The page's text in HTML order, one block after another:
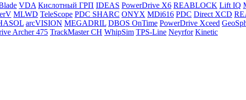
VDA Кислотный ГРП IDEAS PowerDrive X6 REABLOCK Lift IQ
MLWD TeleScope PDC SHARC ONYX MDi616 PDC Direct XCD
arcVISION MEGADRIL DBOS OnTime PowerDrive Xceed
Archer 475 TrackMaster CH WhipSim TPS-Line Neyrfor Kinetic